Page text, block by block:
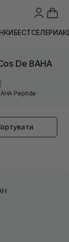
БЕСТСЕЛЕРИ
De BAHA
Peptide